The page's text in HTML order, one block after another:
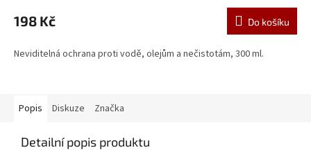
198 Kč Do košíku
Neviditelná ochrana proti vodě, olejům a nečistotám, 300 ml.
Popis Diskuze Značka
Detailní popis produktu